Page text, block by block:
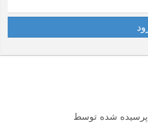
پرسیده شده توسط